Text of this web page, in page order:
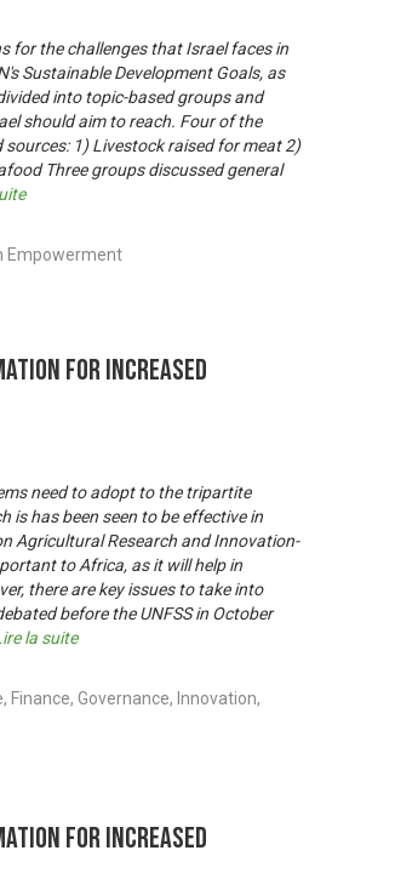
for the challenges that Israel faces in
Sustainable Development Goals, as
into topic-based groups and
should aim to reach. Four of the
1) Livestock raised for meat 2)
Three groups discussed general
Empowerment
for increased
need to adopt to the tripartite
is has been seen to be effective in
Agricultural Research and Innovation-
to Africa, as it will help in
there are key issues to take into
before the UNFSS in October
la suite
Finance, Governance, Innovation,
for increased